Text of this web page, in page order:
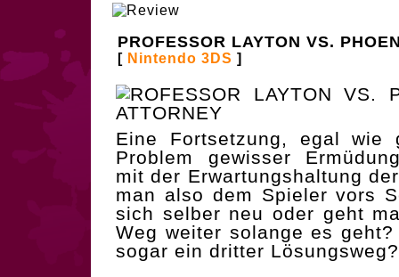
PROFESSOR LAYTON VS.
[ Nintendo 3DS ]
Eine Fortsetzung, egal
Problem gewisser
mit der Erwartungshaltung
man also dem Spieler vors
sich selber neu oder geht
Weg weiter solange es
sogar ein dritter Lösungsweg?